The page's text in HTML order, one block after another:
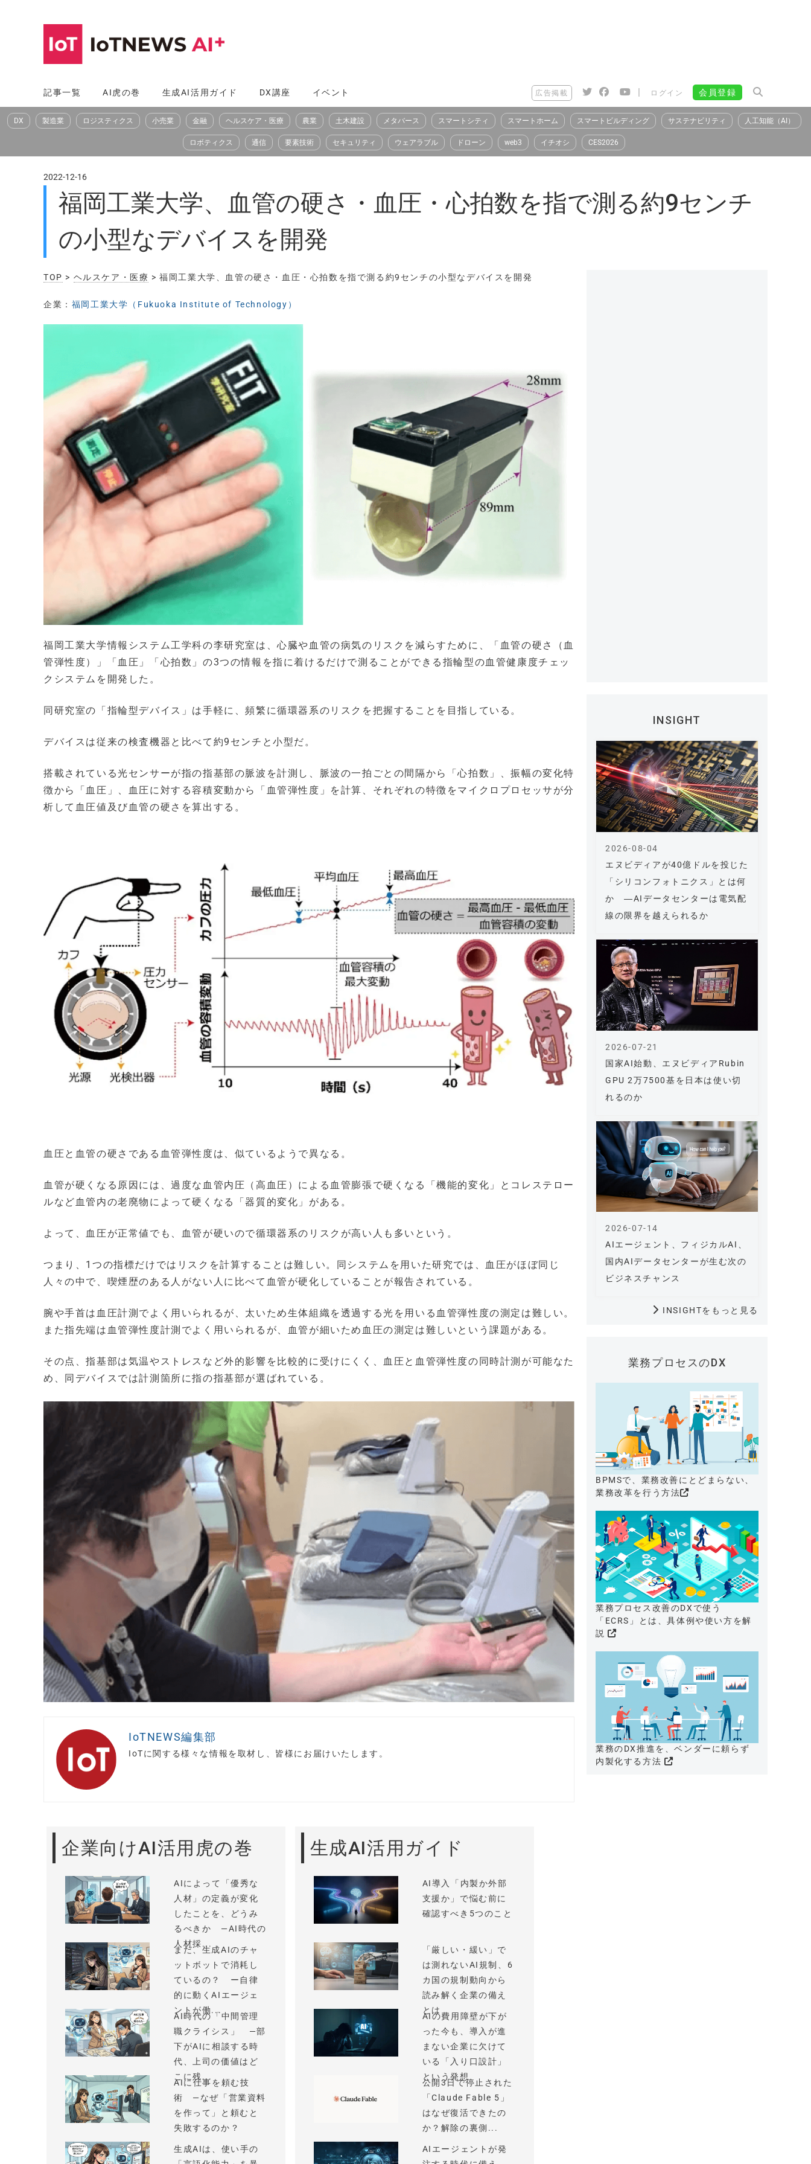
へ
ス
記事一覧 AI虎の巻 生成AI活用ガイド DX講座 イベント 広告掲載 | ログイン 会員登録
DX 製造業 ロジスティクス 小売業 金融 ヘルスケア・医療 農業 土木建設 メタバース スマートシティ スマートホーム スマートビルディング サステナビリティ 人工知能（AI）
ロボティクス 通信 要素技術 セキュリティ ウェアラブル ドローン web3 イチオシ CES2026
2022-12-16
福岡工業大学、血管の硬さ・血圧・心拍数を指で測る約9センチ
の小型なデバイスを開発
TOP > ヘルスケア・医療 > 福岡工業大学、血管の硬さ・血圧・心拍数を指で測る約9センチの小型なデバイスを開発
企業： 福岡工業大学（Fukuoka Institute of Technology）
福岡工業大学情報システム工学科の李研究室は、心臓や血管の病気のリスクを減らすために、「血管の硬さ（血
管弾性度）」「血圧」「心拍数」の3つの情報を指に着けるだけで測ることができる指輪型の血管健康度チェッ
クシステムを開発した。
同研究室の「指輪型デバイス」は手軽に、頻繁に循環器系のリスクを把握することを目指している。
デバイスは従来の検査機器と比べて約9センチと小型だ。
搭載されている光センサーが指の指基部の脈波を計測し、脈波の一拍ごとの間隔から「心拍数」、振幅の変化特
徴から「血圧」、血圧に対する容積変動から「血管弾性度」を計算、それぞれの特徴をマイクロプロセッサが分
析して血圧値及び血管の硬さを算出する。
血圧と血管の硬さである血管弾性度は、似ているようで異なる。
血管が硬くなる原因には、過度な血管内圧（高血圧）による血管膨張で硬くなる「機能的変化」とコレステロー
ルなど血管内の老廃物によって硬くなる「器質的変化」がある。
よって、血圧が正常値でも、血管が硬いので循環器系のリスクが高い人も多いという。
つまり、1つの指標だけではリスクを計算することは難しい。同システムを用いた研究では、血圧がほぼ同じ
人々の中で、喫煙歴のある人がない人に比べて血管が硬化していることが報告されている。
腕や手首は血圧計測でよく用いられるが、太いため生体組織を透過する光を用いる血管弾性度の測定は難しい。
また指先端は血管弾性度計測でよく用いられるが、血管が細いため血圧の測定は難しいという課題がある。
その点、指基部は気温やストレスなど外的影響を比較的に受けにくく、血圧と血管弾性度の同時計測が可能なた
め、同デバイスでは計測箇所に指の指基部が選ばれている。
IoTNEWS編集部
IoTに関する様々な情報を取材し、皆様にお届けいたします。
企業向けAI活用虎の巻
AIによって「優秀な
人材」の定義が変化
したことを、どうみ
るべきか —AI時代の
人材採...
まだ、生成AIのチャ
ットボットで消耗し
ているの？ ー自律
的に動くAIエージェ
ントが働...
AI時代の「中間管理
職クライシス」 —部
下がAIに相談する時
代、上司の価値はど
こに残...
AIに仕事を頼む技
術 —なぜ「営業資料
を作って」と頼むと
失敗するのか？
生成AIは、使い手の
生成AI活用ガイド
AI導入「内製か外部
支援か」で悩む前に
確認すべき5つのこと
「厳しい・緩い」で
は測れないAI規制、6
カ国の規制動向から
読み解く企業の備え
とは
AIの費用障壁が下が
った今も、導入が進
まない企業に欠けて
いる「入り口設計」
という発想
公開3日で停止された
「Claude Fable 5」
はなぜ復活できたの
か？解除の裏側...
AIエージェントが発
INSIGHT
エヌビディアが40億ドルを投じた
「シリコンフォトニクス」とは何
か ―AIデータセンターは電気配
線の限界を越えられるか
2026-08-04
国家AI始動、エヌビディアRubin
GPU 2万7500基を日本は使い切
れるのか
2026-07-21
AIエージェント、フィジカルAI、
国内AIデータセンターが生む次の
ビジネスチャンス
2026-07-14
INSIGHTをもっと見る
業務プロセスのDX
BPMSで、業務改善にとどまらない、
業務改革を行う方法
業務プロセス改善のDXで使う
「ECRS」とは、具体例や使い方を解
説
業務のDX推進を、ベンダーに頼らず
内製化する方法